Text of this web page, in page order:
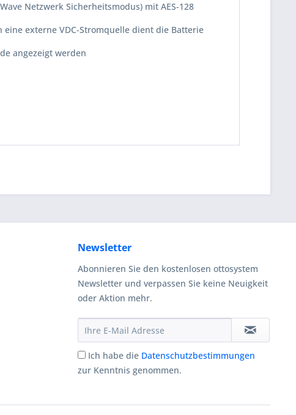
Netzwerk Sicherheitsmodus) mit AES-128
externe VDC-Stromquelle dient die Batterie
angezeigt werden
Newsletter
Abonnieren Sie den kostenlosen ottosystem
Newsletter und verpassen Sie keine Neuigkeit
oder Aktion mehr.
Ich habe die Datenschutzbestimmungen
zur Kenntnis genommen.